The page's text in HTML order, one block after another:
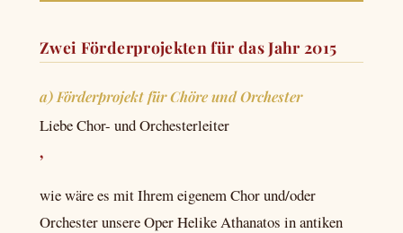
Zwei Förderprojekten für das Jahr 2015
a) Förderprojekt für Chöre und Orchester
Liebe Chor- und Orchesterleiter
,
wie wäre es mit Ihrem eigenem Chor und/oder
Orchester unsere Oper Helike Athanatos in antiken